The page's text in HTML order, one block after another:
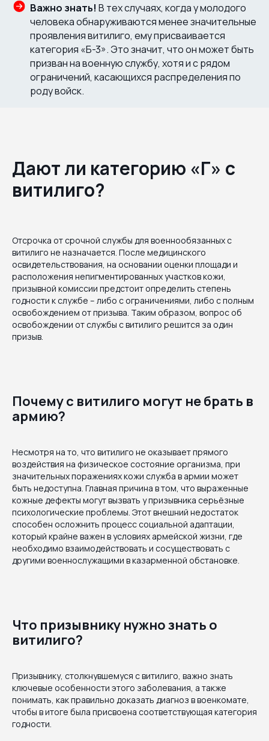
Важно знать! В тех случаях, когда у молодого
человека обнаруживаются менее значительные
проявления витилиго, ему присваивается
категория «Б-3». Это значит, что он может быть
призван на военную службу, хотя и с рядом
ограничений, касающихся распределения по
роду войск.
Дают ли категорию «Г» с
витилиго?
Отсрочка от срочной службы для военнообязанных с
витилиго не назначается. После медицинского
освидетельствования, на основании оценки площади и
расположения непигментированных участков кожи,
призывной комиссии предстоит определить степень
годности к службе – либо с ограничениями, либо с полным
освобождением от призыва. Таким образом, вопрос об
освобождении от службы с витилиго решится за один
призыв.
Почему с витилиго могут не брать в
армию?
Несмотря на то, что витилиго не оказывает прямого
воздействия на физическое состояние организма, при
значительных поражениях кожи служба в армии может
быть недоступна. Главная причина в том, что выраженные
кожные дефекты могут вызвать у призывника серьёзные
психологические проблемы. Этот внешний недостаток
способен осложнить процесс социальной адаптации,
который крайне важен в условиях армейской жизни, где
необходимо взаимодействовать и сосуществовать с
другими военнослужащими в казарменной обстановке.
Что призывнику нужно знать о
витилиго?
Призывнику, столкнувшемуся с витилиго, важно знать
ключевые особенности этого заболевания, а также
понимать, как правильно доказать диагноз в военкомате,
чтобы в итоге была присвоена соответствующая категория
годности.